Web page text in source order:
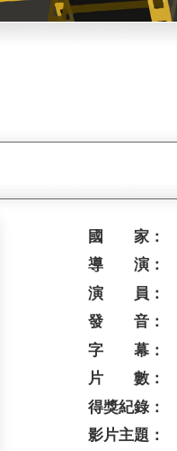
國 家：
導 演：
演 員：
發 音：
字 幕：
片 數：
得獎紀錄：
影片主題：